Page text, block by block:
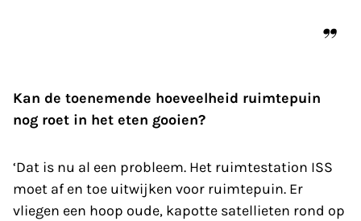
Kan de toenemende hoeveelheid ruimtepuin
nog roet in het eten gooien?
‘Dat is nu al een probleem. Het ruimtestation ISS
moet af en toe uitwijken voor ruimtepuin. Er
vliegen een hoop oude, kapotte satellieten rond op